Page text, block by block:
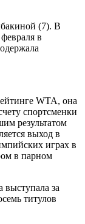
(7). В
в
WTA, она
спортсменки
результатом
выход в
играх в
в парном
выступала за
титулов